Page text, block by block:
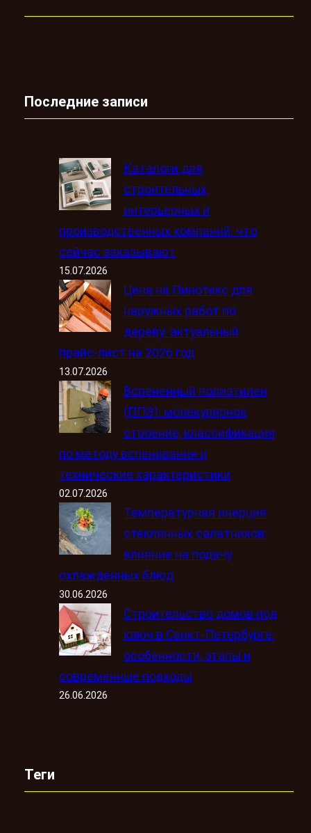
Последние записи
Каталоги для
строительных,
интерьерных и
производственных компаний: что
сейчас заказывают
15.07.2026
Цена на Пинотекс для
наружных работ по
дереву: актуальный
прайс-лист на 2026 год
13.07.2026
Вспененный полиэтилен
(ППЭ): молекулярное
строение, классификация
по методу вспенивания и
технические характеристики
02.07.2026
Температурная инерция
стеклянных салатников:
влияние на подачу
охлаждённых блюд
30.06.2026
Строительство домов под
ключ в Санкт-Петербурге:
особенности, этапы и
современные подходы
26.06.2026
Теги